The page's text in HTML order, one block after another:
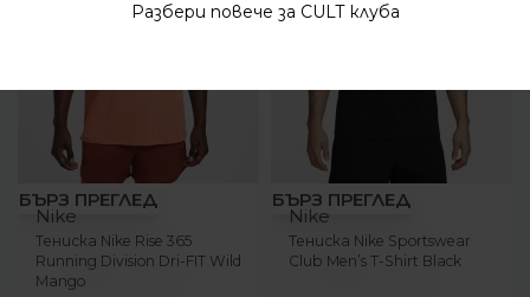
-36%
БЪРЗ ПРЕГЛЕД
Nike
Тениска Nike Rise 365
Running Division Dri-FIT Wild
Mango
-43%
БЪРЗ ПРЕГЛЕД
Nike
Тениска Nike Sportswear
Club Men’s T-Shirt Black
Разбери повече за CULT клуба